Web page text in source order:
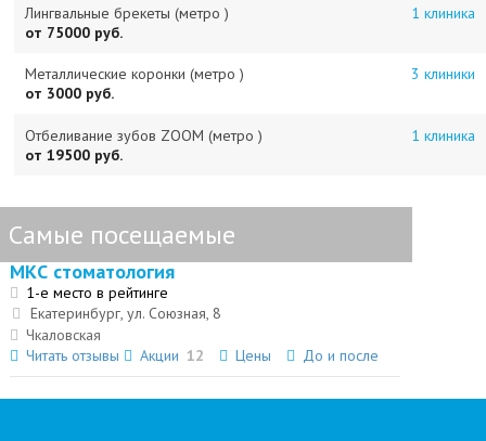
Лингвальные брекеты (метро )
1 клиника
от 75000 руб.
Металлические коронки (метро )
3 клиники
от 3000 руб.
Отбеливание зубов ZOOM (метро )
1 клиника
от 19500 руб.
Самые посещаемые
МКС стоматология
1-е место в рейтинге
Екатеринбург, ул. Союзная, 8
Чкаловская
Читать отзывы
Акции 12 Цены До и после